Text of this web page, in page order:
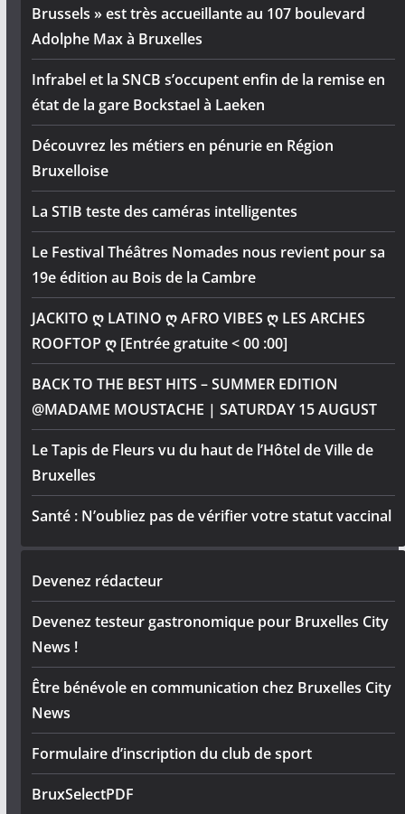
Brussels » est très accueillante au 107 boulevard
Adolphe Max à Bruxelles
Infrabel et la SNCB s’occupent enfin de la remise en
état de la gare Bockstael à Laeken
Découvrez les métiers en pénurie en Région
Bruxelloise
La STIB teste des caméras intelligentes
Le Festival Théâtres Nomades nous revient pour sa
19e édition au Bois de la Cambre
JACKITO ღ LATINO ღ AFRO VIBES ღ LES ARCHES
ROOFTOP ღ [Entrée gratuite < 00 :00]
BACK TO THE BEST HITS – SUMMER EDITION
@MADAME MOUSTACHE | SATURDAY 15 AUGUST
Le Tapis de Fleurs vu du haut de l’Hôtel de Ville de
Bruxelles
Santé : N’oubliez pas de vérifier votre statut vaccinal
Devenez rédacteur
Devenez testeur gastronomique pour Bruxelles City
News !
Être bénévole en communication chez Bruxelles City
News
Formulaire d’inscription du club de sport
BruxSelectPDF